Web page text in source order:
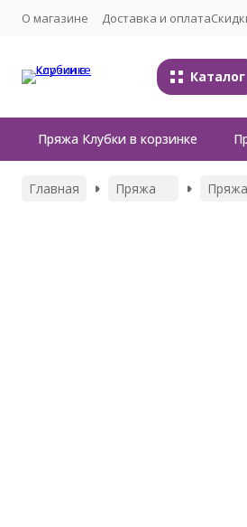
О магазине Доставка и оплата
Каталог
Пряжа Клубки в корзинке
Главная Пряжа